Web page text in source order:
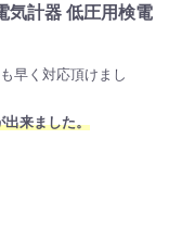
気計器 低圧用検電
早く対応頂けまし
出来ました。